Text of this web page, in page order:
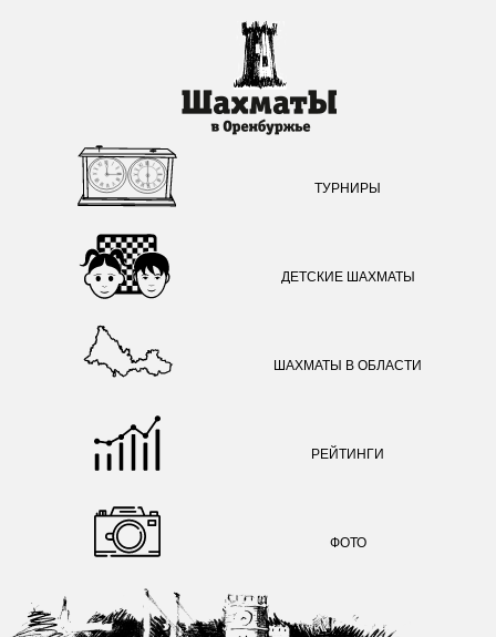
ТУРНИРЫ
ДЕТСКИЕ ШАХМАТЫ
ШАХМАТЫ В ОБЛАСТИ
РЕЙТИНГИ
ФОТО